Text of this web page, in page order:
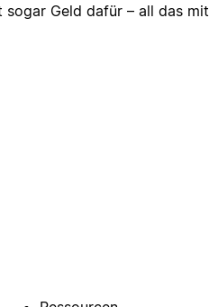
Geld dafür – all das mit